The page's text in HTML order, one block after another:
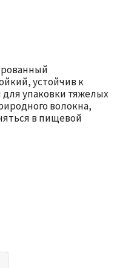
устойчив к
упаковки тяжелых
волокна,
в пищевой